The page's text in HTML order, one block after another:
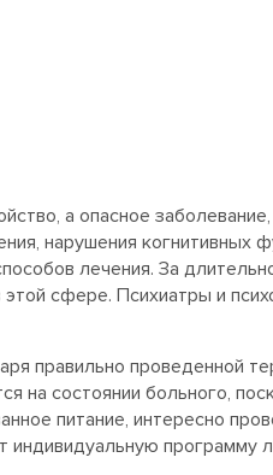
а опасное
нарушения когнитивных
лечения. За
сфере. Психиатры и
правильно проведенной
на состоянии больного,
питание, интересно
программу